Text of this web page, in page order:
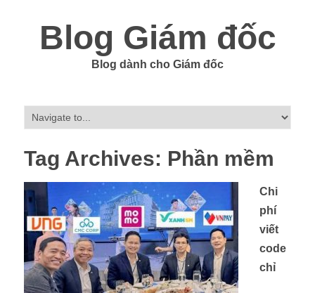
Blog Giám đốc
Blog dành cho Giám đốc
Tag Archives: Phần mềm
Chi
phí
viết
code
chỉ